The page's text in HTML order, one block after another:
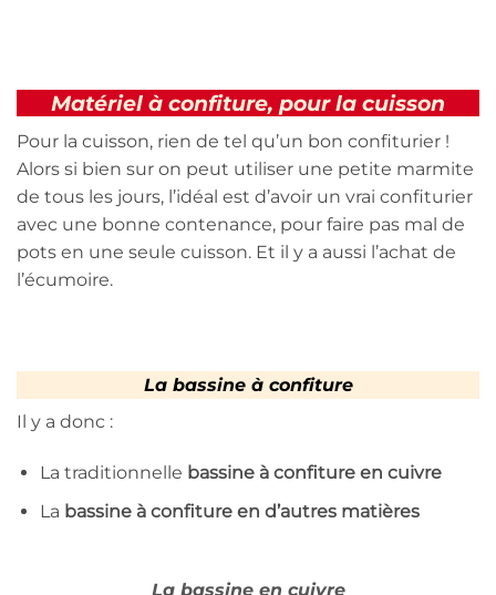
Matériel à confiture, pour la cuisson
Pour la cuisson, rien de tel qu’un bon confiturier !
Alors si bien sur on peut utiliser une petite marmite
de tous les jours, l’idéal est d’avoir un vrai confiturier
avec une bonne contenance, pour faire pas mal de
pots en une seule cuisson. Et il y a aussi l’achat de
l’écumoire.
La bassine à confiture
Il y a donc :
La traditionnelle bassine à confiture en cuivre
La bassine à confiture en d’autres matières
La bassine en cuivre